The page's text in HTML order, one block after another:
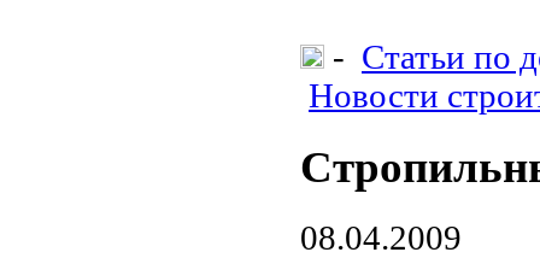
- Статьи по
Новости
08.04.2009